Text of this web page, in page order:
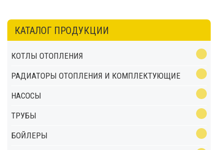
КАТАЛОГ ПРОДУКЦИИ
КОТЛЫ ОТОПЛЕНИЯ
РАДИАТОРЫ ОТОПЛЕНИЯ И КОМПЛЕКТУЮЩИЕ
НАСОСЫ
ТРУБЫ
БОЙЛЕРЫ